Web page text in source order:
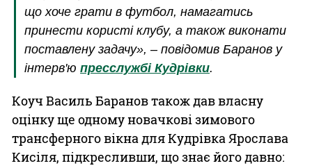
що хоче грати в футбол, намагатись
принести користі клубу, а також виконати
поставлену задачу», – повідомив Баранов у
інтерв'ю пресслужбі Кудрівки.
Коуч Василь Баранов також дав власну
оцінку ще одному новачкові зимового
трансферного вікна для Кудрівка Ярослава
Кисіля, підкресливши, що знає його давно: